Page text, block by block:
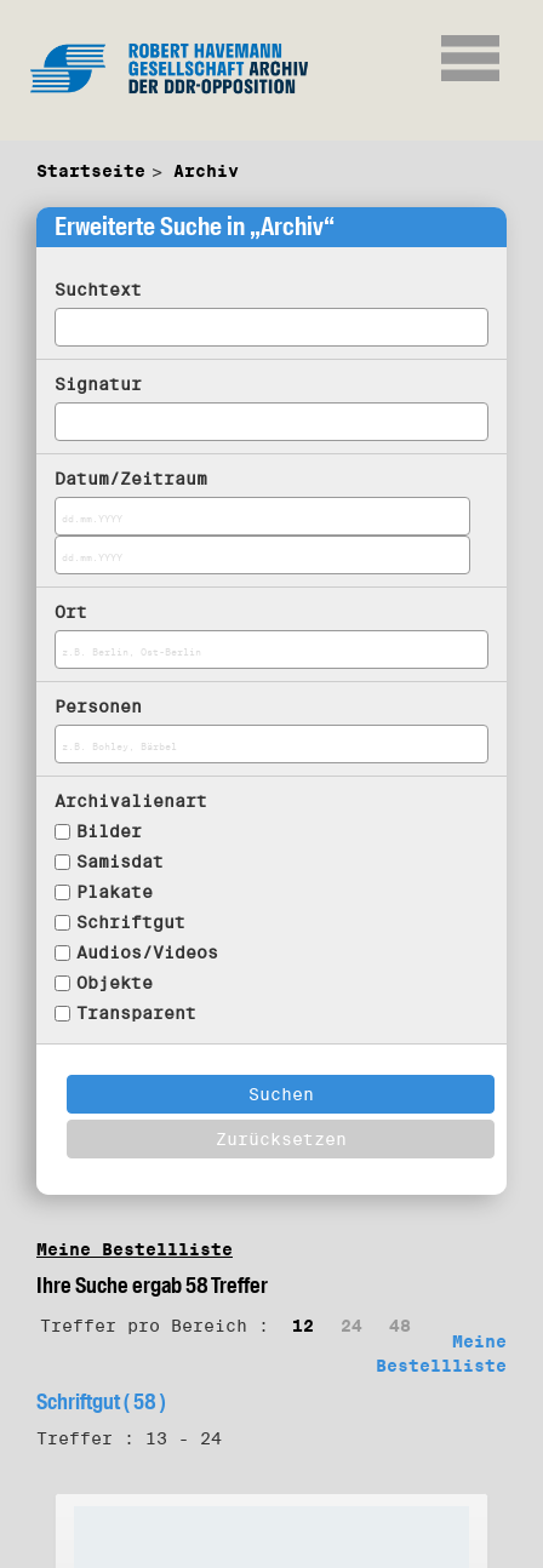
Startseite Archiv
Erweiterte Suche in „Archiv“
Suchtext
Signatur
Datum/Zeitraum
Ort
Personen
Archivalienart
Bilder
Samisdat
Plakate
Schriftgut
Audios/Videos
Objekte
Transparent
Meine Bestellliste
Ihre Suche ergab 58 Treffer
Treffer pro Bereich : 12 24
48
Meine
Bestellliste
Schriftgut ( 58 )
Treffer : 13 - 24